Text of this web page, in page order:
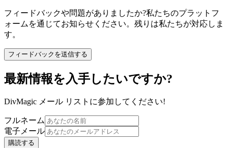
フィードバックや問題がありましたか?私たちのプラットフ
ォームを通じてお知らせください。残りは私たちが対応しま
す。
フィードバックを送信する
最新情報を入手したいですか?
DivMagic メール リストに参加してください!
フルネーム
電子メール
購読する